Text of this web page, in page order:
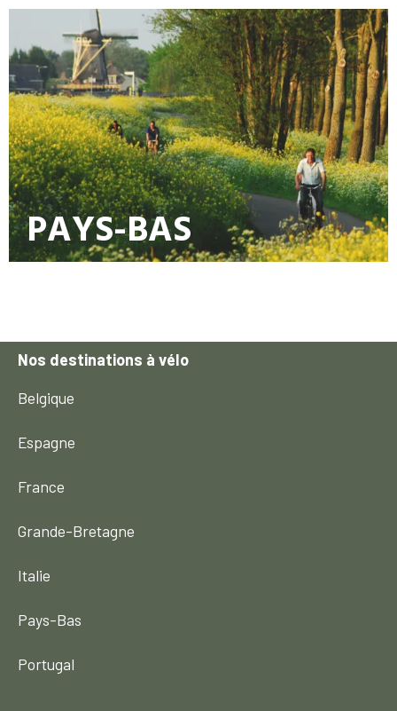
PAYS-BAS
Nos destinations à vélo
Belgique
Espagne
France
Grande-Bretagne
Italie
Pays-Bas
Portugal